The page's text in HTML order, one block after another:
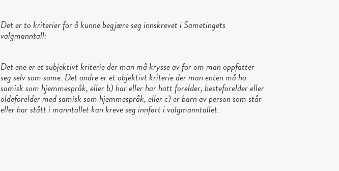
Det er to kriterier for å kunne begjære seg innskrevet i Sametingets
valgmanntall:
Det ene er et subjektivt kriterie der man må krysse av for om man oppfatter
seg selv som same. Det andre er et objektivt kriterie der man enten må ha
samisk som hjemmespråk, eller b) har eller har hatt forelder, besteforelder eller
oldeforelder med samisk som hjemmespråk, eller c) er barn av person som står
eller har stått i manntallet kan kreve seg innført i valgmanntallet.